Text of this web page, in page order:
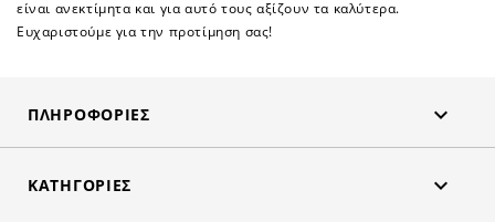
είναι ανεκτίμητα και για αυτό τους αξίζουν τα καλύτερα.
Ευχαριστούμε για την προτίμηση σας!
ΠΛΗΡΟΦΟΡΊΕΣ 
ΚΑΤΗΓΟΡΊΕΣ 